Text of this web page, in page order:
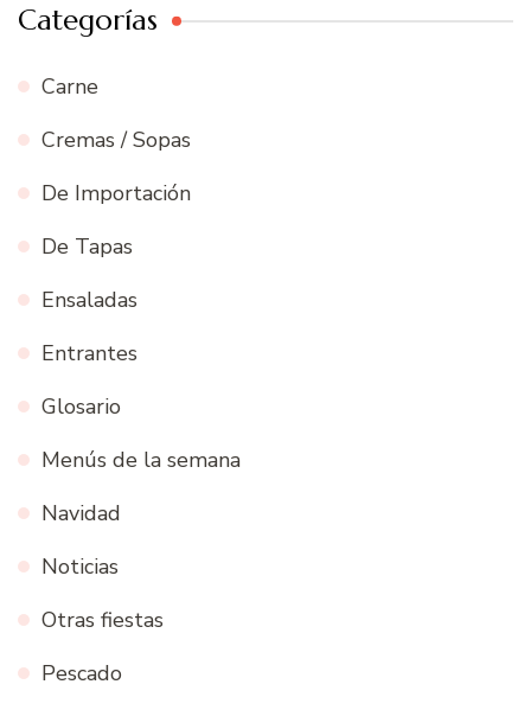
Categorías
Carne
Cremas / Sopas
De Importación
De Tapas
Ensaladas
Entrantes
Glosario
Menús de la semana
Navidad
Noticias
Otras fiestas
Pescado